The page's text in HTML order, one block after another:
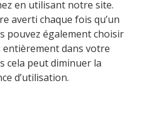
en utilisant notre site.
averti chaque fois qu’un
pouvez également choisir
entièrement dans votre
cela peut diminuer la
d’utilisation.